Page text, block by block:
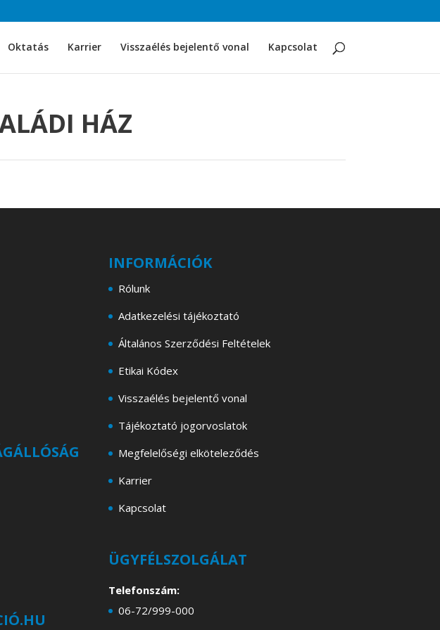
Oktatás Karrier Visszaélés bejelentő vonal Kapcsolat
HÁZ
INFORMÁCIÓK
Rólunk
Adatkezelési tájékoztató
Általános Szerződési Feltételek
Etikai Kódex
Visszaélés bejelentő vonal
Tájékoztató jogorvoslatok
Megfelelőségi elköteleződés
Karrier
Kapcsolat
ÜGYFÉLSZOLGÁLAT
Telefonszám:
06-72/999-000